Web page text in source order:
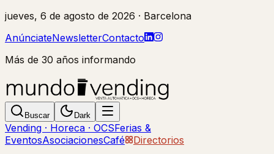
jueves, 6 de agosto de 2026 · Barcelona
AnúnciateNewsletterContacto
Más de 30 años informando
Buscar Dark
Vending · Horeca · OCSFerias &
EventosAsociacionesCafé Directorios